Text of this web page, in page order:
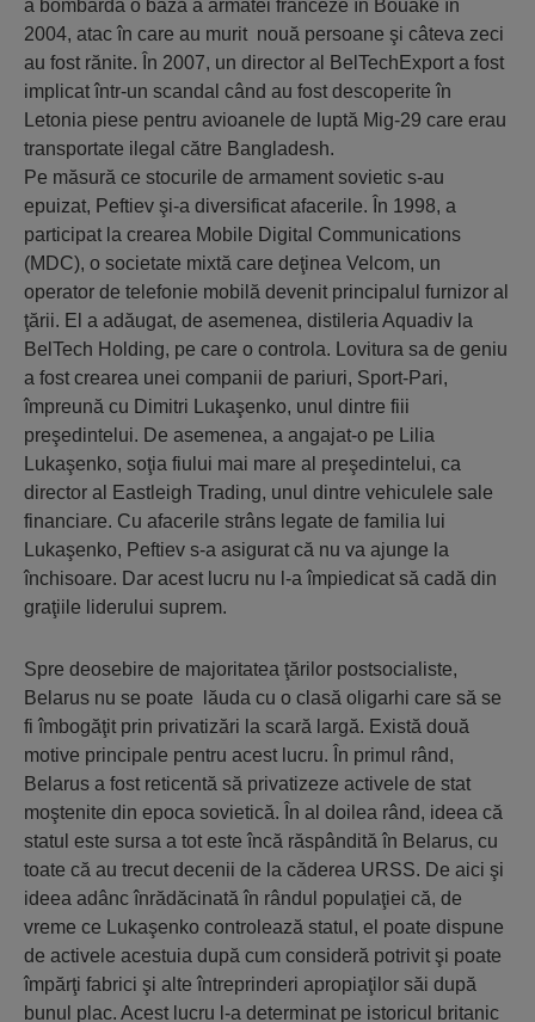
a bombarda o bază a armatei franceze în Bouaké în
2004, atac în care au murit nouă persoane şi câteva zeci
au fost rănite. În 2007, un director al BelTechExport a fost
implicat într-un scandal când au fost descoperite în
Letonia piese pentru avioanele de luptă Mig-29 care erau
transportate ilegal către Bangladesh.
Pe măsură ce stocurile de armament sovietic s-au
epuizat, Peftiev şi-a diversificat afacerile. În 1998, a
participat la crearea Mobile Digital Communications
(MDC), o societate mixtă care deţinea Velcom, un
operator de telefonie mobilă devenit principalul furnizor al
ţării. El a adăugat, de asemenea, distileria Aquadiv la
BelTech Holding, pe care o controla. Lovitura sa de geniu
a fost crearea unei companii de pariuri, Sport-Pari,
împreună cu Dimitri Lukaşenko, unul dintre fiii
preşedintelui. De asemenea, a angajat-o pe Lilia
Lukaşenko, soţia fiului mai mare al preşedintelui, ca
director al Eastleigh Trading, unul dintre vehiculele sale
financiare. Cu afacerile strâns legate de familia lui
Lukaşenko, Peftiev s-a asigurat că nu va ajunge la
închisoare. Dar acest lucru nu l-a împiedicat să cadă din
graţiile liderului suprem.
Spre deosebire de majoritatea ţărilor postsocialiste,
Belarus nu se poate lăuda cu o clasă oligarhi care să se
fi îmbogăţit prin privatizări la scară largă. Există două
motive principale pentru acest lucru. În primul rând,
Belarus a fost reticentă să privatizeze activele de stat
moştenite din epoca sovietică. În al doilea rând, ideea că
statul este sursa a tot este încă răspândită în Belarus, cu
toate că au trecut decenii de la căderea URSS. De aici şi
ideea adânc înrădăcinată în rândul populaţiei că, de
vreme ce Lukaşenko controlează statul, el poate dispune
de activele acestuia după cum consideră potrivit şi poate
împărţi fabrici şi alte întreprinderi apropiaţilor săi după
bunul plac. Acest lucru l-a determinat pe istoricul britanic